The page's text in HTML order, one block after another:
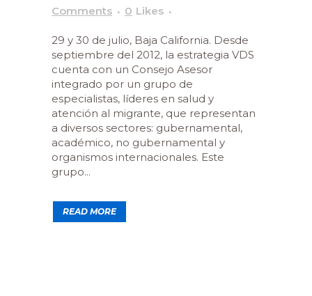
Comments
0 Likes
29 y 30 de julio, Baja California. Desde
septiembre del 2012, la estrategia VDS
cuenta con un Consejo Asesor
integrado por un grupo de
especialistas, líderes en salud y
atención al migrante, que representan
a diversos sectores: gubernamental,
académico, no gubernamental y
organismos internacionales. Este
grupo...
READ MORE